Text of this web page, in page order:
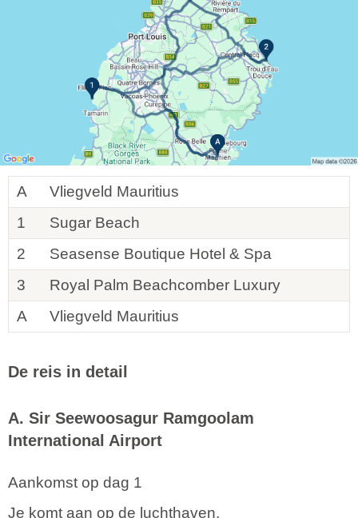
A
Vliegveld Mauritius
1
Sugar Beach
2
Seasense Boutique Hotel & Spa
3
Royal Palm Beachcomber Luxury
A
Vliegveld Mauritius
De reis in detail
A. Sir Seewoosagur Ramgoolam
International Airport
Aankomst op dag 1
Je komt aan op de luchthaven.